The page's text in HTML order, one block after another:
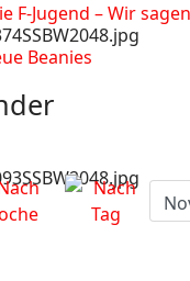
F-Jugend – Wir
Beanies